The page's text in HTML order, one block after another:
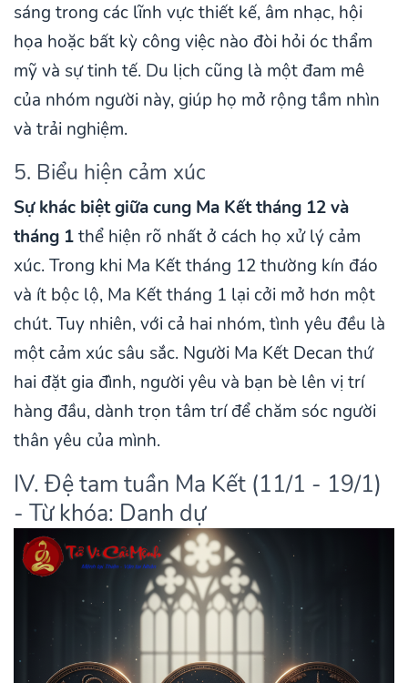
sáng trong các lĩnh vực thiết kế, âm nhạc, hội
họa hoặc bất kỳ công việc nào đòi hỏi óc thẩm
mỹ và sự tinh tế. Du lịch cũng là một đam mê
của nhóm người này, giúp họ mở rộng tầm nhìn
và trải nghiệm.
5. Biểu hiện cảm xúc
Sự khác biệt giữa cung Ma Kết tháng 12 và
tháng 1thể hiện rõ nhất ở cách họ xử lý cảm
xúc. Trong khi Ma Kết tháng 12 thường kín đáo
và ít bộc lộ, Ma Kết tháng 1 lại cởi mở hơn một
chút. Tuy nhiên, với cả hai nhóm, tình yêu đều là
một cảm xúc sâu sắc. Người Ma Kết Decan thứ
hai đặt gia đình, người yêu và bạn bè lên vị trí
hàng đầu, dành trọn tâm trí để chăm sóc người
thân yêu của mình.
IV. Đệ tam tuần Ma Kết (11/1 - 19/1)
- Từ khóa: Danh dự